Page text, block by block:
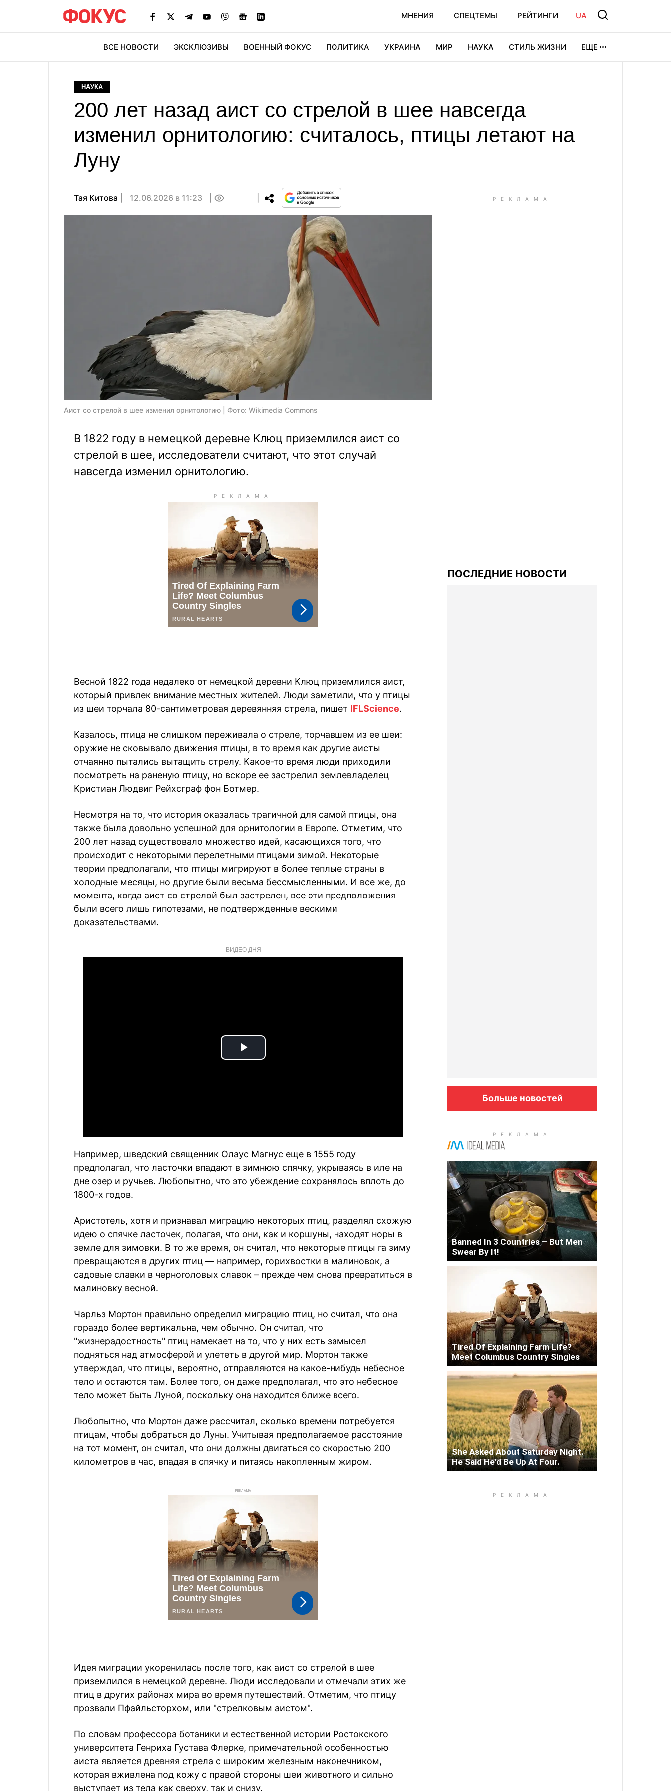
МНЕНИЯ СПЕЦТЕМЫ РЕЙТИНГИ UA
ВСЕ НОВОСТИ ЭКСКЛЮЗИВЫ ВОЕННЫЙ ФОКУС ПОЛИТИКА УКРАИНА МИР НАУКА СТИЛЬ ЖИЗНИ ЕЩЕ
НАУКА
200 лет назад аист со стрелой в шее навсегда
изменил орнитологию: считалось, птицы летают на
Луну
Тая Китова 12.06.2026 в 11:23
Аист со стрелой в шее изменил орнитологию | Фото: Wikimedia Commons
В 1822 году в немецкой деревне Клюц приземлился аист со
стрелой в шее, исследователи считают, что этот случай
навсегда изменил орнитологию.
Весной 1822 года недалеко от немецкой деревни Клюц приземлился аист,
который привлек внимание местных жителей. Люди заметили, что у птицы
из шеи торчала 80-сантиметровая деревянняя стрела, пишет IFLScience.
Казалось, птица не слишком переживала о стреле, торчавшем из ее шеи:
оружие не сковывало движения птицы, в то время как другие аисты
отчаянно пытались вытащить стрелу. Какое-то время люди приходили
посмотреть на раненую птицу, но вскоре ее застрелил землевладелец
Кристиан Людвиг Рейхсграф фон Ботмер.
Несмотря на то, что история оказалась трагичной для самой птицы, она
также была довольно успешной для орнитологии в Европе. Отметим, что
200 лет назад существовало множество идей, касающихся того, что
происходит с некоторыми перелетными птицами зимой. Некоторые
теории предполагали, что птицы мигрируют в более теплые страны в
холодные месяцы, но другие были весьма бессмысленными. И все же, до
момента, когда аист со стрелой был застрелен, все эти предположения
были всего лишь гипотезами, не подтвержденные вескими
доказательствами.
ВИДЕО ДНЯ
Play
Например, шведский священник Олаус Магнус еще в 1555 году
предполагал, что ласточки впадают в зимнюю спячку, укрываясь в иле на
дне озер и ручьев. Любопытно, что это убеждение сохранялось вплоть до
1800-х годов.
Аристотель, хотя и признавал миграцию некоторых птиц, разделял схожую
идею о спячке ласточек, полагая, что они, как и коршуны, находят норы в
земле для зимовки. В то же время, он считал, что некоторые птицы га зиму
превращаются в других птиц — например, горихвостки в малиновок, а
садовые славки в черноголовых славок – прежде чем снова превратиться в
малиновку весной.
Чарльз Мортон правильно определил миграцию птиц, но считал, что она
гораздо более вертикальна, чем обычно. Он считал, что
"жизнерадостность" птиц намекает на то, что у них есть замысел
подняться над атмосферой и улететь в другой мир. Мортон также
утверждал, что птицы, вероятно, отправляются на какое-нибудь небесное
тело и остаются там. Более того, он даже предполагал, что это небесное
тело может быть Луной, поскольку она находится ближе всего.
Любопытно, что Мортон даже рассчитал, сколько времени потребуется
птицам, чтобы добраться до Луны. Учитывая предполагаемое расстояние
на тот момент, он считал, что они должны двигаться со скоростью 200
километров в час, впадая в спячку и питаясь накопленным жиром.
РЕКЛАМА
Идея миграции укоренилась после того, как аист со стрелой в шее
приземлился в немецкой деревне. Люди исследовали и отмечали этих же
птиц в других районах мира во время путешествий. Отметим, что птицу
прозвали Пфайльсторхом, или "стрелковым аистом".
По словам профессора ботаники и естественной истории Ростокского
университета Генриха Густава Флерке, примечательной особенностью
аиста является древняя стрела с широким железным наконечником,
которая вживлена под кожу с правой стороны шеи животного и сильно
выступает из тела как сверху, так и снизу.
ПОСЛЕДНИЕ НОВОСТИ
Больше новостей